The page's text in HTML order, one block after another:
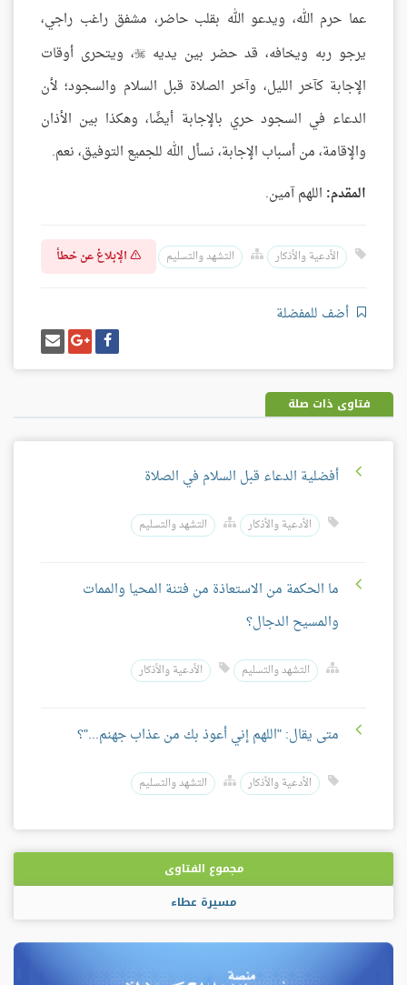
عما حرم الله، ويدعو الله بقلب حاضر، مشفق راغب راجي،
يرجو ربه ويخافه، قد حضر بين يديه ، ويتحرى أوقات
الإجابة كآخر الليل، وآخر الصلاة قبل السلام والسجود؛ لأن
الدعاء في السجود حري بالإجابة أيضًا، وهكذا بين الأذان
والإقامة، من أسباب الإجابة، نسأل الله للجميع التوفيق، نعم.
المقدم: اللهم آمين.
الأدعية والأذكار التشهد والتسليم الإبلاغ عن خطأ
أضف للمفضلة
شارك
على
فيسبوك
شارك
على
غوغل
بلس
إرسل
إيميل
فتاوى ذات صلة
أفضلية الدعاء قبل السلام في الصلاة
الأدعية والأذكار التشهد والتسليم
ما الحكمة من الاستعاذة من فتنة المحيا والممات
والمسيح الدجال؟
التشهد والتسليم الأدعية والأذكار
متى يقال: "اللهم إني أعوذ بك من عذاب جهنم..."؟
الأدعية والأذكار التشهد والتسليم
مجموع الفتاوى
مسيرة عطاء